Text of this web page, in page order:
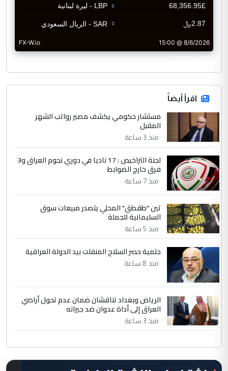
CurrencyRate
اقرأ أيضاً
مستشار حكومي يكشف مصير رواتب الشهر
المقبل
منذ 3 ساعة
لجنة التراخيص : 17 ناديا في دوري نجوم العراق و3
فرق خارج الضوابط
منذ 7 ساعة
تين "طقطق" المحلي يتصدر مبيعات سوق
السليمانية للجملة
منذ 5 ساعة
حتمية حصر السلاح المنفلت بيد الدولة العراقية
منذ 8 ساعة
الرياض وبغداد تناقشان ضمان عدم تحول أراضي
العراق إلى أداة عدوان ضد جيرانه
منذ 3 ساعة